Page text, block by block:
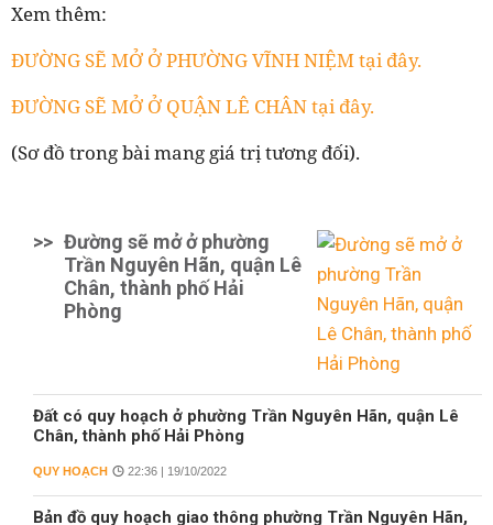
Xem thêm:
ĐƯỜNG SẼ MỞ Ở PHƯỜNG VĨNH NIỆM tại đây.
ĐƯỜNG SẼ MỞ Ở QUẬN LÊ CHÂN tại đây.
(Sơ đồ trong bài mang giá trị tương đối).
>> Đường sẽ mở ở phường
Trần Nguyên Hãn, quận Lê
Chân, thành phố Hải
Phòng
Đất có quy hoạch ở phường Trần Nguyên Hãn, quận Lê
Chân, thành phố Hải Phòng
QUY HOẠCH 22:36 | 19/10/2022
Bản đồ quy hoạch giao thông phường Trần Nguyên Hãn,